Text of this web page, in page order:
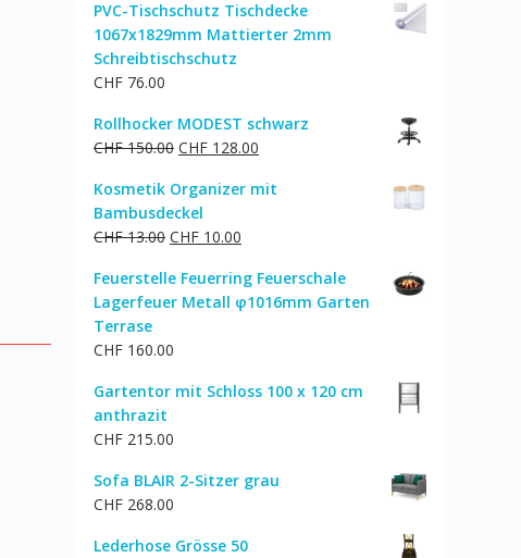
PVC-Tischschutz Tischdecke
1067x1829mm Mattierter 2mm
Schreibtischschutz
CHF 76.00
Rollhocker MODEST schwarz
CHF150.00 Ursprünglicher
war:
CHF 150.00
CHF 128.00
ist:
Kosmetik Organizer mit
Bambusdeckel
CHF13.00 Ursprünglicher
war:
CHF 13.00
CHF 10.00
ist:
CHF 10.00.
Feuerstelle Feuerring Feuerschale
Lagerfeuer Metall φ1016mm Garten
Terrase
CHF 160.00
Gartentor mit Schloss 100 x 120 cm
anthrazit
CHF 215.00
Sofa BLAIR 2-Sitzer grau
CHF 268.00
Lederhose Grösse 50